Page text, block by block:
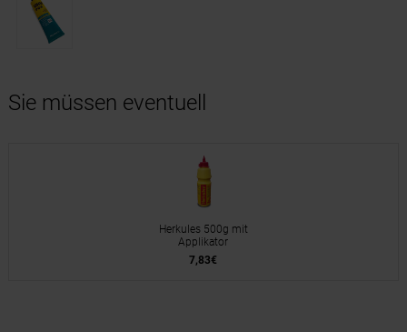
Sie müssen eventuell
Herkules 500g mit
Applikator
7,83€